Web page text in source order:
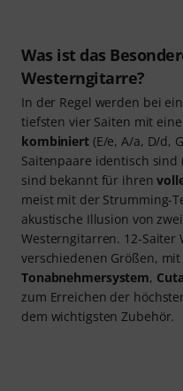
Was ist das
Westerngitarre?
In der Regel werden bei
tiefsten vier Saiten mit
kombiniert(E/e, A/a, D/d,
Saitenpaare identisch
sind bekannt für ihren
meist mit der Strumming-
akustische Illusion von
Westerngitarren. 12-
verschiedenen Größen, mit
Tonabnehmersystem,
zum Erreichen der
dem wichtigsten Zubehör.